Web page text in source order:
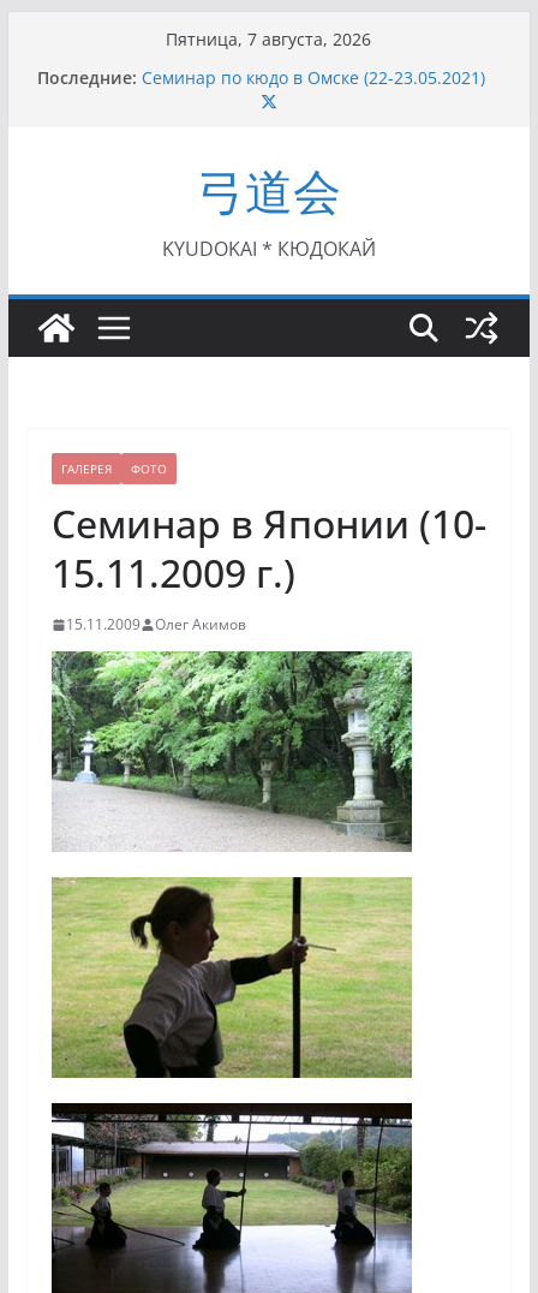
содержимому
Пятница, 7 августа, 2026
Последние: Семинар по кюдо в Омске (22-23.05.2021)
Чемпионат Росcии, Дёмино (2-5.09.2021)
II Кубок Посла Японии в России по Кюдо,
Орёл (25.07.2021)
I этап Кубка Московской области по Кюдо /
Сейдокан II (27.06.2021)
弓道会
KYUDOKAI * КЮДОКАЙ
ГАЛЕРЕЯ ФОТО
Семинар в Японии (10-
15.11.2009 г.)
15.11.2009 Олег Акимов